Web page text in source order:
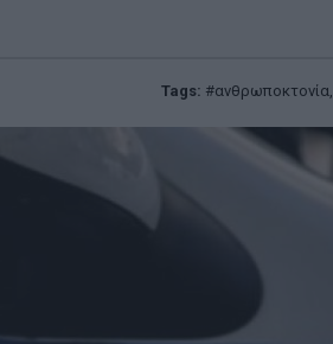
Tags: ανθρωποκτονία,